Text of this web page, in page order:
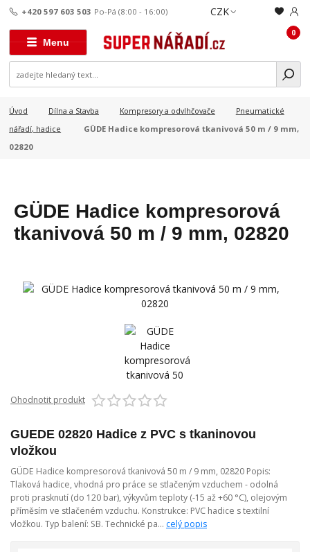
Menu
CZK
+420 597 603 503 Po-Pá (8:00 - 16:00)
0
Úvod Dílna a Stavba Kompresory a odvlhčovače
Pneumatické
nářadí, hadice
GÜDE Hadice kompresorová tkanivová 50 m / 9 mm,
02820
GÜDE Hadice kompresorová
tkanivová 50 m / 9 mm, 02820
Ohodnotit produkt
GUEDE 02820 Hadice z PVC s tkaninovou
vložkou
GÜDE Hadice kompresorová tkanivová 50 m / 9 mm, 02820 Popis:
Tlaková hadice, vhodná pro práce se stlačeným vzduchem - odolná
proti prasknutí (do 120 bar), výkyvům teploty (-15 až +60 °C), olejovým
příměsím ve stlačeném vzduchu. Konstrukce: PVC hadice s textilní
vložkou. Typ balení: SB. Technické pa... celý popis